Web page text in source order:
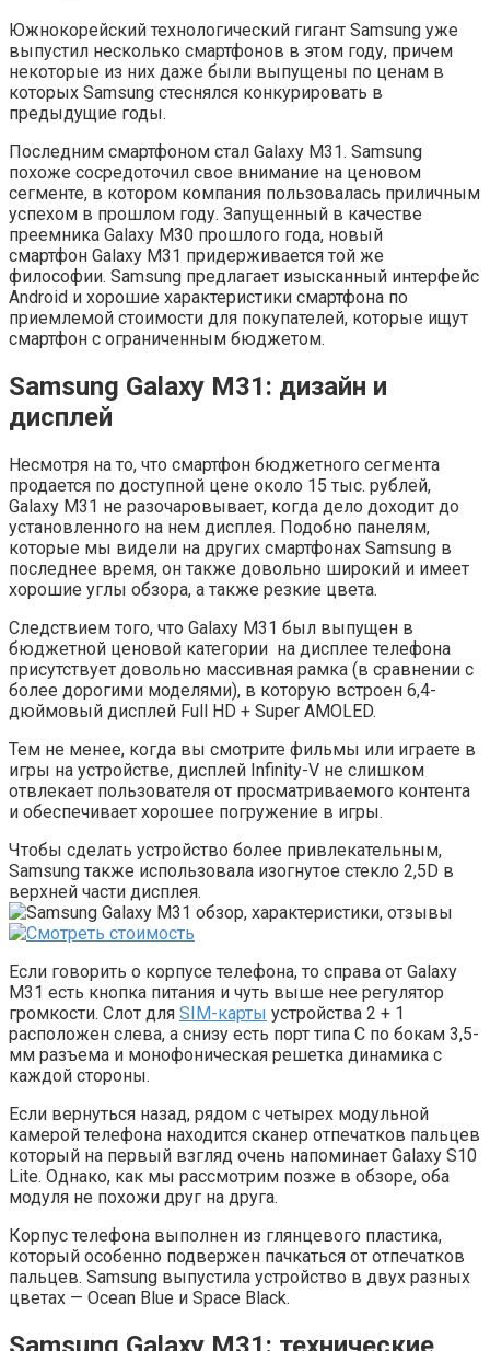
Южнокорейский технологический гигант Samsung уже
выпустил несколько смартфонов в этом году, причем
некоторые из них даже были выпущены по ценам в
которых Samsung стеснялся конкурировать в
предыдущие годы.
Последним смартфоном стал Galaxy M31. Samsung
похоже сосредоточил свое внимание на ценовом
сегменте, в котором компания пользовалась приличным
успехом в прошлом году. Запущенный в качестве
преемника Galaxy M30 прошлого года, новый
смартфон Galaxy M31 придерживается той же
философии. Samsung предлагает изысканный интерфейс
Android и хорошие характеристики смартфона по
приемлемой стоимости для покупателей, которые ищут
смартфон с ограниченным бюджетом.
Samsung Galaxy M31: дизайн и
дисплей
Несмотря на то, что смартфон бюджетного сегмента
продается по доступной цене около 15 тыс. рублей,
Galaxy M31 не разочаровывает, когда дело доходит до
установленного на нем дисплея. Подобно панелям,
которые мы видели на других смартфонах Samsung в
последнее время, он также довольно широкий и имеет
хорошие углы обзора, а также резкие цвета.
Следствием того, что Galaxy M31 был выпущен в
бюджетной ценовой категории на дисплее телефона
присутствует довольно массивная рамка (в сравнении с
более дорогими моделями), в которую встроен 6,4-
дюймовый дисплей Full HD + Super AMOLED.
Тем не менее, когда вы смотрите фильмы или играете в
игры на устройстве, дисплей Infinity-V не слишком
отвлекает пользователя от просматриваемого контента
и обеспечивает хорошее погружение в игры.
Чтобы сделать устройство более привлекательным,
Samsung также использовала изогнутое стекло 2,5D в
верхней части дисплея.
Если говорить о корпусе телефона, то справа от Galaxy
M31 есть кнопка питания и чуть выше нее регулятор
громкости. Слот для SIM-карты устройства 2 + 1
расположен слева, а снизу есть порт типа C по бокам 3,5-
мм разъема и монофоническая решетка динамика с
каждой стороны.
Если вернуться назад, рядом с четырех модульной
камерой телефона находится сканер отпечатков пальцев
который на первый взгляд очень напоминает Galaxy S10
Lite. Однако, как мы рассмотрим позже в обзоре, оба
модуля не похожи друг на друга.
Корпус телефона выполнен из глянцевого пластика,
который особенно подвержен пачкаться от отпечатков
пальцев. Samsung выпустила устройство в двух разных
цветах — Ocean Blue и Space Black.